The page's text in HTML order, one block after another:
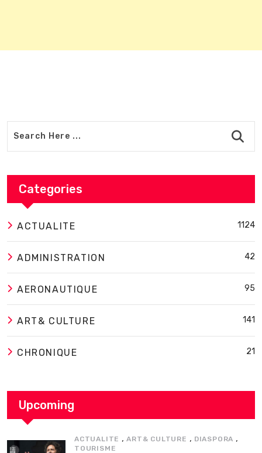
Categories
ACTUALITE 1124
ADMINISTRATION 42
AERONAUTIQUE 95
ART& CULTURE 141
CHRONIQUE 21
Upcoming
ACTUALITE ,ART& CULTURE , DIASPORA ,
TOURISME